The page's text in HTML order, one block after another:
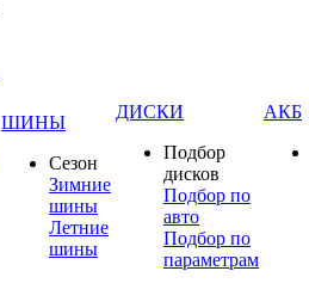
ШИНЫ
Сезон
Зимние
шины
Летние
шины
ДИСКИ
Подбор
дисков
Подбор по
авто
Подбор по
параметрам
АКБ